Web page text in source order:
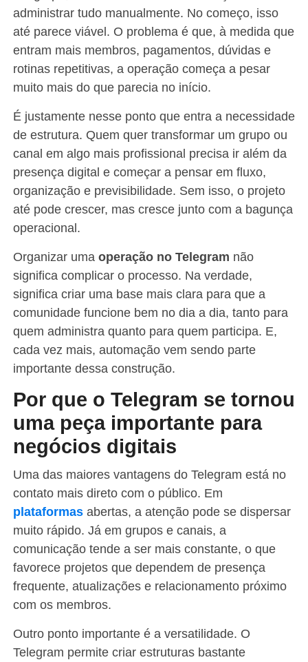
administrar tudo manualmente. No começo, isso
até parece viável. O problema é que, à medida que
entram mais membros, pagamentos, dúvidas e
rotinas repetitivas, a operação começa a pesar
muito mais do que parecia no início.
É justamente nesse ponto que entra a necessidade
de estrutura. Quem quer transformar um grupo ou
canal em algo mais profissional precisa ir além da
presença digital e começar a pensar em fluxo,
organização e previsibilidade. Sem isso, o projeto
até pode crescer, mas cresce junto com a bagunça
operacional.
Organizar uma operação no Telegram não
significa complicar o processo. Na verdade,
significa criar uma base mais clara para que a
comunidade funcione bem no dia a dia, tanto para
quem administra quanto para quem participa. E,
cada vez mais, automação vem sendo parte
importante dessa construção.
Por que o Telegram se tornou
uma peça importante para
negócios digitais
Uma das maiores vantagens do Telegram está no
contato mais direto com o público. Em
plataformasabertas, a atenção pode se dispersar
muito rápido. Já em grupos e canais, a
comunicação tende a ser mais constante, o que
favorece projetos que dependem de presença
frequente, atualizações e relacionamento próximo
com os membros.
Outro ponto importante é a versatilidade. O
Telegram permite criar estruturas bastante